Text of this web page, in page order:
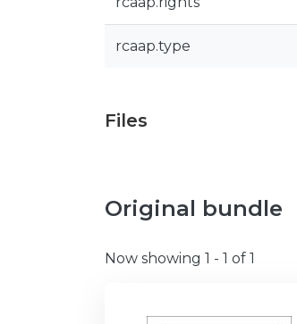
rcaap.type
Files
Original bundle
Now showing 1 - 1 of 1